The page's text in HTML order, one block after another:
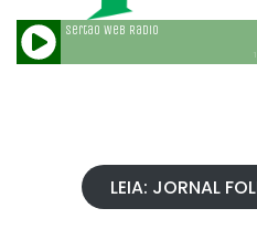
LEIA: JORNAL